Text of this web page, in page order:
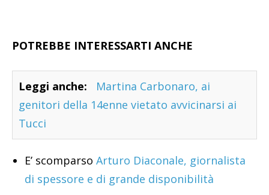
POTREBBE INTERESSARTI ANCHE
Leggi anche:
Martina Carbonaro, ai
genitori della 14enne vietato avvicinarsi ai
Tucci
E’ scomparso Arturo Diaconale, giornalista
di spessore e di grande disponibilità